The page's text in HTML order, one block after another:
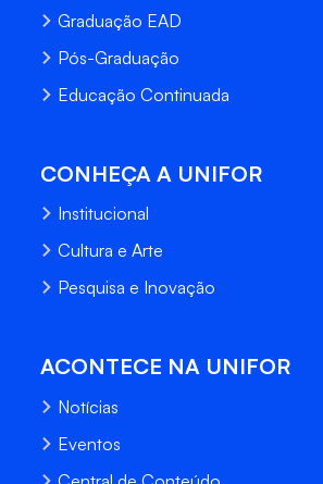
Graduação EAD
Pós-Graduação
Educação Continuada
CONHEÇA A UNIFOR
Institucional
Cultura e Arte
Pesquisa e Inovação
ACONTECE NA UNIFOR
Notícias
Eventos